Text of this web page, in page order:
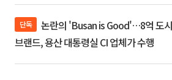
단독
브랜드, 용산 대통령실 CI 업체가 수행